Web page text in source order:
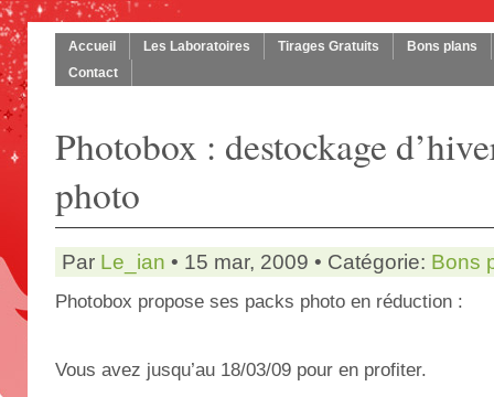
Accueil Les Laboratoires Tirages Gratuits
Bons plans
Contact
Photobox : destockage
photo
Par Le_ian • 15 mar, 2009 • Catégorie: Bons
Photobox propose ses packs photo en réduction :
Vous avez jusqu’au 18/03/09 pour en profiter.